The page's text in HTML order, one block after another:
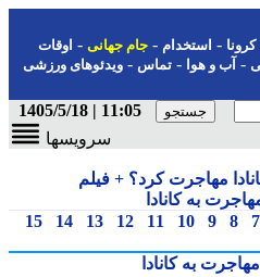
-استخدام- جام جهانی-اوقات
و هوا-تماس-ویدئوهای ورزشی
11:05 | 1405/5/18
سرویسها
مهاجرت کرد؟ + فیلم
به کانادا
8
9
10
11
12
13
14
15
به کانادا